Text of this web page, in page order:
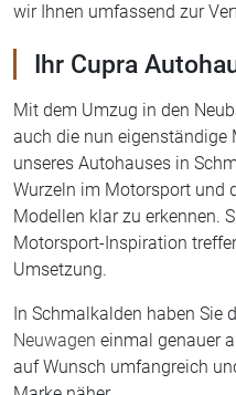
auch die nun eigenständige
unseres Autohauses in
Wurzeln im Motorsport und
Modellen klar zu erkennen.
Motorsport-Inspiration
Umsetzung.
In Schmalkalden haben Sie
Neuwagen
einmal genauer
auf Wunsch umfangreich
Marke näher.
Ihr Seat Händler